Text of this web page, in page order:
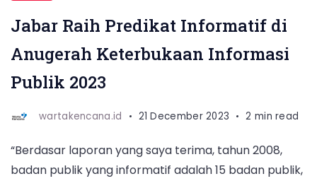
Jabar Raih Predikat Informatif di
Anugerah Keterbukaan Informasi
Publik 2023
wartakencana.id 21 December 2023 2 min read
“Berdasar laporan yang saya terima, tahun 2008,
badan publik yang informatif adalah 15 badan publik,